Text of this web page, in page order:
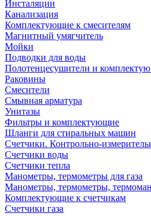
Инсталяции
Канализация
Комплектующие к смесителям
Магнитный умягчитель
Мойки
Подводки для воды
Полотенцесушители и
Раковины
Смесители
Смывная арматура
Унитазы
Фильтры и комплектующие
Шланги для стиральных машин
Счетчики. Контрольно-
Счетчики воды
Счетчики тепла
Манометры, термометры для газа
Манометры, термометры,
Комплектующие к счетчикам
Счетчики газа